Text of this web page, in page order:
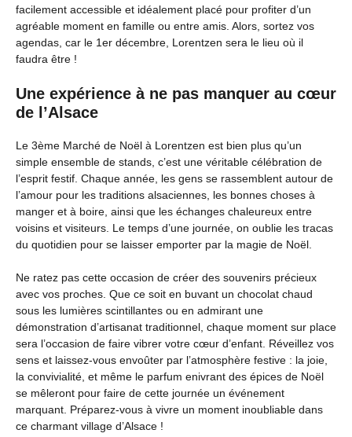
facilement accessible et idéalement placé pour profiter d’un
agréable moment en famille ou entre amis. Alors, sortez vos
agendas, car le 1er décembre, Lorentzen sera le lieu où il
faudra être !
Une expérience à ne pas manquer au cœur
de l’Alsace
Le 3ème Marché de Noël à Lorentzen est bien plus qu’un
simple ensemble de stands, c’est une véritable célébration de
l’esprit festif. Chaque année, les gens se rassemblent autour de
l’amour pour les traditions alsaciennes, les bonnes choses à
manger et à boire, ainsi que les échanges chaleureux entre
voisins et visiteurs. Le temps d’une journée, on oublie les tracas
du quotidien pour se laisser emporter par la magie de Noël.
Ne ratez pas cette occasion de créer des souvenirs précieux
avec vos proches. Que ce soit en buvant un chocolat chaud
sous les lumières scintillantes ou en admirant une
démonstration d’artisanat traditionnel, chaque moment sur place
sera l’occasion de faire vibrer votre cœur d’enfant. Réveillez vos
sens et laissez-vous envoûter par l’atmosphère festive : la joie,
la convivialité, et même le parfum enivrant des épices de Noël
se mêleront pour faire de cette journée un événement
marquant. Préparez-vous à vivre un moment inoubliable dans
ce charmant village d’Alsace !